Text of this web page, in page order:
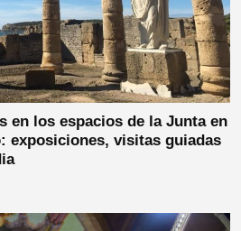
en los espacios de la Junta en
exposiciones, visitas guiadas